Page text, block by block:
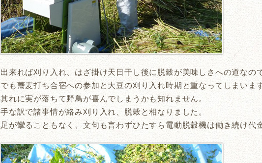
出来れば刈り入れ、はざ掛け天日干し後に脱穀が美味しさへの道なの
でも蕎麦打ち合宿への参加と大豆の刈り入れ時期と重なってしまいます
其れに実が落ちて野鳥が喜んでしまうかも知れません。
手な訳で諸事情が絡み刈り入れ、脱穀と相なりました。
足が攣ることもなく、文句も言わずひたすら電動脱穀機は働き続け代